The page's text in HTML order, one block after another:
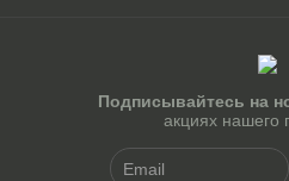
Подписывайтесь на
акциях нашего